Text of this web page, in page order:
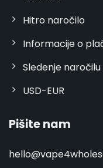
Hitro naročilo
Informacije o
Sledenje naročilu
USD-EUR
Pišite nam